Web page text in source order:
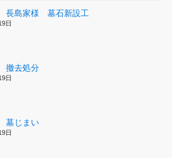
長島家様 墓石新設工
日
撤去処分
日
墓じまい
日